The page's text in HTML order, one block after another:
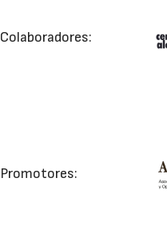
Colaboradores:
Promotores: